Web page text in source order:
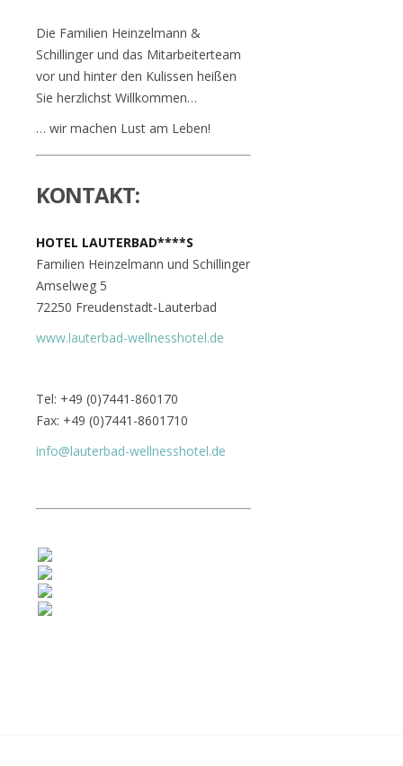
Die Familien Heinzelmann &
Schillinger und das Mitarbeiterteam
vor und hinter den Kulissen heißen
Sie herzlichst Willkommen…
… wir machen Lust am Leben!
KONTAKT:
HOTEL LAUTERBAD****S
Familien Heinzelmann und Schillinger
Amselweg 5
72250 Freudenstadt-Lauterbad
www.lauterbad-wellnesshotel.de
Tel: +49 (0)7441-860170
Fax: +49 (0)7441-8601710
info@lauterbad-wellnesshotel.de